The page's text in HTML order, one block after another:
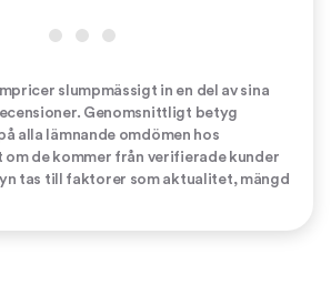
slumpmässigt in en del av sina
Genomsnittligt betyg
alla lämnande omdömen hos
de kommer från verifierade kunder
tas till faktorer som aktualitet, mängd